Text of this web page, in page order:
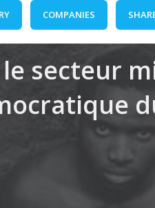
COMPANIES
secteur